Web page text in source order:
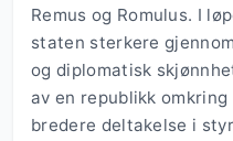
Remus og Romulus. I
staten sterkere
og diplomatisk
av en republikk
bredere deltakelse i